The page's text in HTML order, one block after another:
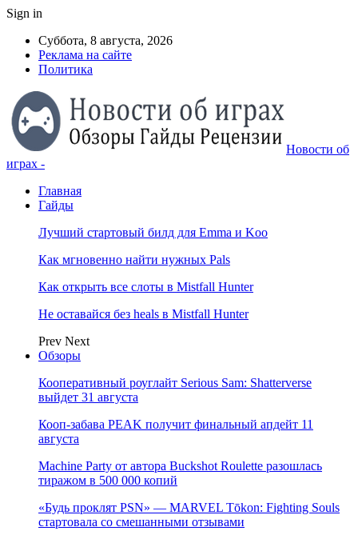
Sign in
Суббота, 8 августа, 2026
Реклама на сайте
Политика
Новости об
играх -
Главная
Гайды
Лучший стартовый билд для Emma и Koo
Как мгновенно найти нужных Pals
Как открыть все слоты в Mistfall Hunter
Не оставайся без heals в Mistfall Hunter
Prev Next
Обзоры
Кооперативный роуглайт Serious Sam: Shatterverse
выйдет 31 августа
Кооп-забава PEAK получит финальный апдейт 11
августа
Machine Party от автора Buckshot Roulette разошлась
тиражом в 500 000 копий
«Будь проклят PSN» — MARVEL Tōkon: Fighting Souls
стартовала со смешанными отзывами